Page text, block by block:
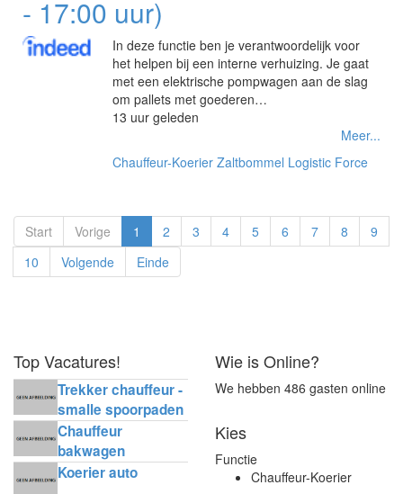
- 17:00 uur)
In deze functie ben je verantwoordelijk voor
het helpen bij een interne verhuizing. Je gaat
met een elektrische pompwagen aan de slag
om pallets met goederen…
13 uur geleden
Meer...
Chauffeur-Koerier Zaltbommel Logistic Force
Start Vorige 1 2 3 4 5 6 7 8
9
10
Volgende Einde
Top Vacatures!
Trekker chauffeur -
smalle spoorpaden
Chauffeur
bakwagen
horecadistributie
Koerier auto
Wie is Online?
We hebben 486 gasten online
Kies
Functie
Chauffeur-Koerier